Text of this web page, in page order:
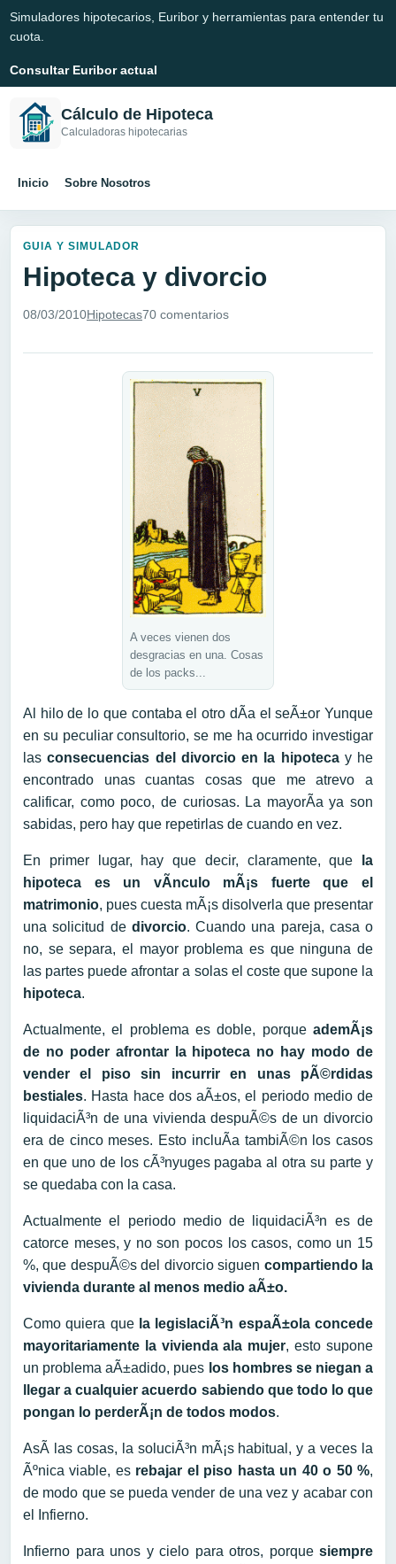
Simuladores hipotecarios, Euribor y herramientas para entender tu
cuota.
Consultar Euribor actual
Cálculo de Hipoteca
Calculadoras hipotecarias
Inicio Sobre Nosotros
GUIA Y SIMULADOR
Hipoteca y divorcio
08/03/2010Hipotecas70 comentarios
A veces vienen dos
desgracias en una. Cosas
de los packs...
Al hilo de lo que contaba el otro dÃ­a el seÃ±or Yunque
en su peculiar consultorio, se me ha ocurrido investigar
lasconsecuencias del divorcio en la hipotecay he
encontrado unas cuantas cosas que me atrevo a
calificar, como poco, de curiosas. La mayorÃ­a ya son
sabidas, pero hay que repetirlas de cuando en vez.
En primer lugar, hay que decir, claramente, que la
hipoteca es un vÃ­nculo mÃ¡s fuerte que el
matrimonio, pues cuesta mÃ¡s disolverla que presentar
una solicitud de divorcio. Cuando una pareja, casa o
no, se separa, el mayor problema es que ninguna de
las partes puede afrontar a solas el coste que supone la
hipoteca.
Actualmente, el problema es doble, porqueademÃ¡s
de no poder afrontar la hipoteca no hay modo de
vender el piso sin incurrir en unas pÃ©rdidas
bestiales. Hasta hace dos aÃ±os, el periodo medio de
liquidaciÃ³n de una vivienda despuÃ©s de un divorcio
era de cinco meses. Esto incluÃ­a tambiÃ©n los casos
en que uno de los cÃ³nyuges pagaba al otra su parte y
se quedaba con la casa.
Actualmente el periodo medio de liquidaciÃ³n es de
catorce meses, y no son pocos los casos, como un 15
%, que despuÃ©s del divorcio siguen compartiendo la
vivienda durante al menos medio aÃ±o.
Como quiera que la legislaciÃ³n espaÃ±ola concede
mayoritariamente la vivienda ala mujer, esto supone
un problema aÃ±adido, pues los hombres se niegan a
llegar a cualquier acuerdo sabiendo que todo lo que
pongan lo perderÃ¡n de todos modos.
AsÃ­ las cosas, la soluciÃ³n mÃ¡s habitual, y a veces la
Ãºnica viable, es rebajar el piso hasta un 40 o 50 %,
de modo que se pueda vender de una vez y acabar con
el Infierno.
Infierno para unos y cielo para otros, porque siempre